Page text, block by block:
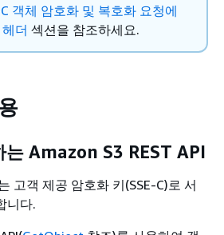
C 객체 암호화 및 복호화 요청에
더 섹션을 참조하세요.
는 Amazon S3 REST API
고객 제공 암호화 키(SSE-C)로 서
니다.